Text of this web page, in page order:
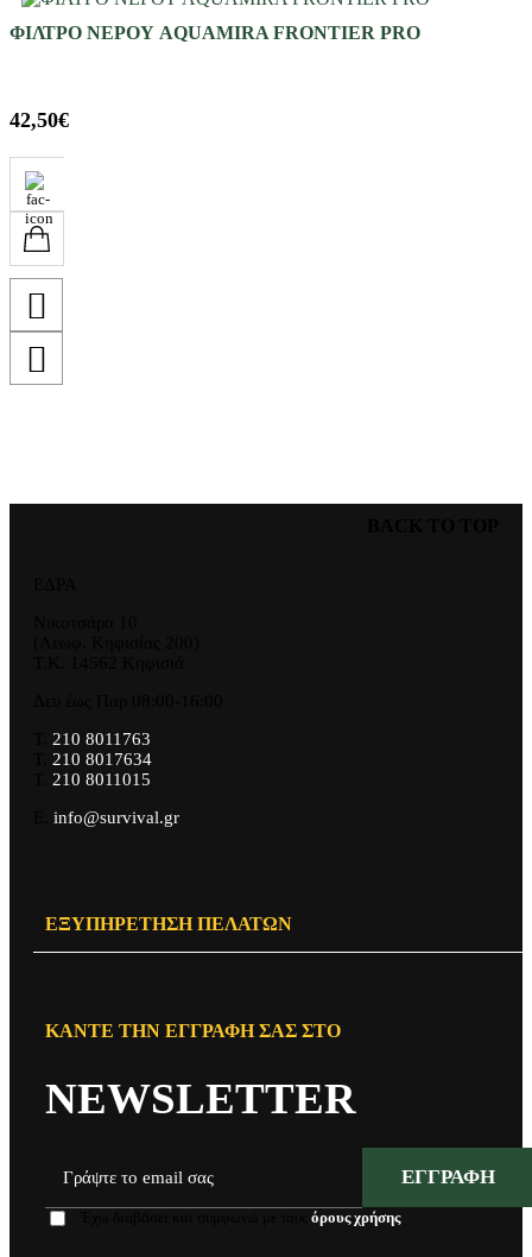
ΦΙΛΤΡΟ ΝΕΡΟΥ AQUAMIRA FRONTIER PRO
42,50€
210 8011763
210 8017634
210 8011015
info@survival.gr
ΕΞΥΠΗΡΈΤΗΣΗ ΠΕΛΑΤΏΝ
ΚΆΝΤΕ ΤΗΝ ΕΓΓΡΑΦΉ ΣΑΣ ΣΤΟ
NEWSLETTER
ΕΓΓΡΑΦΉ
όρους χρήσης